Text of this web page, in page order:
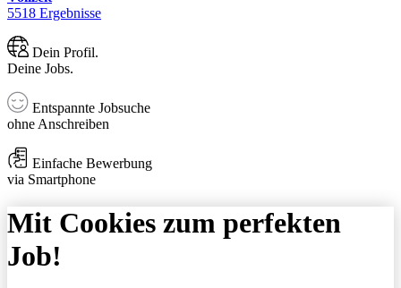
5518 Ergebnisse
Dein Profil.
Deine Jobs.
Entspannte Jobsuche
ohne Anschreiben
Einfache Bewerbung
via Smartphone
Mit Cookies zum perfekten
Job!